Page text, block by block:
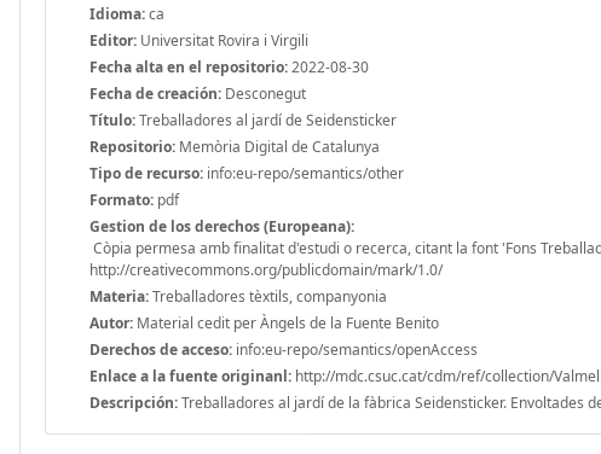
Idioma:ca
Editor: Universitat Rovira i Virgili
Fecha alta en el repositorio:2022-08-30
Fecha de creación: Desconegut
Título:Treballadores al jardí de Seidensticker
Repositorio: Memòria Digital de Catalunya
Tipo de recurso: info:eu-repo/semantics/other
Formato: pdf
Gestion de los derechos (Europeana):
Còpia permesa amb finalitat d'estudi o recerca, citant la font 'Fons
http://creativecommons.org/publicdomain/mark/1.0/
Materia:Treballadores tèxtils, companyonia
Autor: Material cedit per Àngels de la Fuente Benito
Derechos de acceso: info:eu-repo/semantics/openAccess
Enlace a la fuente originanl: http://mdc.csuc.cat/cdm/ref/collection/
Descripción:Treballadores al jardí de la fàbrica Seidensticker. Envoltades